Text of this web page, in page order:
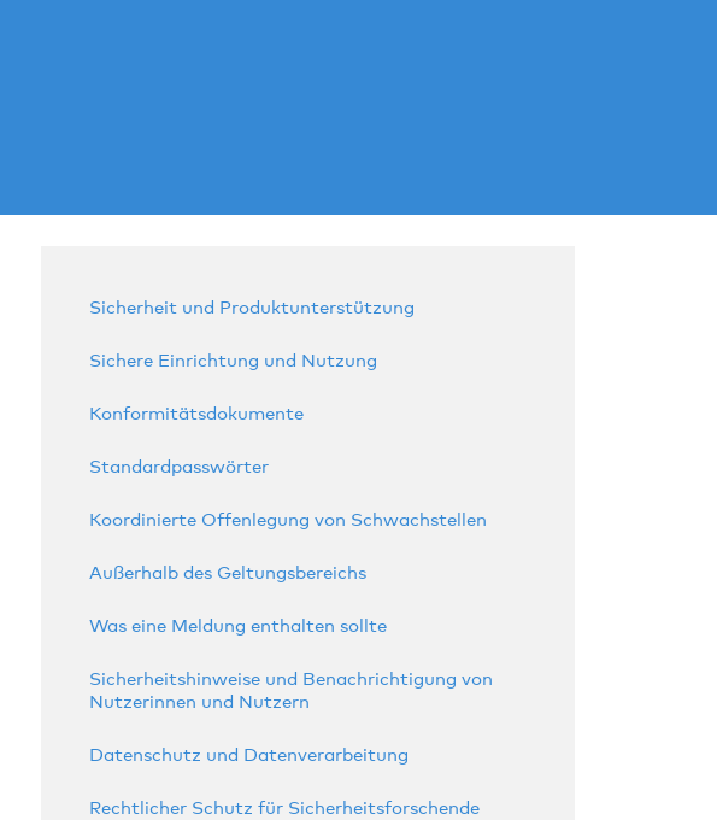
Sicherheit und Produktunterstützung
Sichere Einrichtung und Nutzung
Konformitätsdokumente
Standardpasswörter
Koordinierte Offenlegung von Schwachstellen
Außerhalb des Geltungsbereichs
Was eine Meldung enthalten sollte
Sicherheitshinweise und Benachrichtigung von
Nutzerinnen und Nutzern
Datenschutz und Datenverarbeitung
Rechtlicher Schutz für Sicherheitsforschende